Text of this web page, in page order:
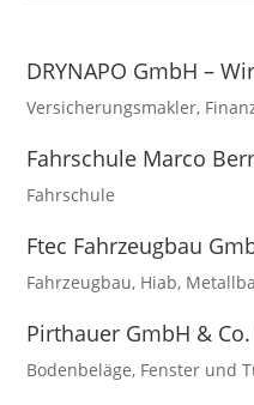
DRYNAPO GmbH –
Versicherungsmakler,
Fahrschule Marco Berr
Fahrschule
Ftec Fahrzeugbau
Fahrzeugbau, Hiab,
Pirthauer GmbH & Co.
Bodenbeläge, Fenster und